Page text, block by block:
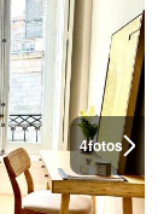
4fotos